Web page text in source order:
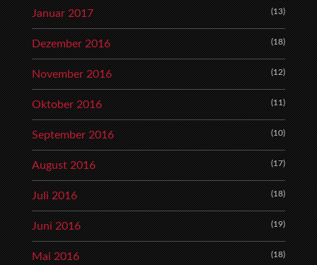
Januar 2017 (13)
Dezember 2016 (18)
November 2016 (12)
Oktober 2016 (11)
September 2016 (10)
August 2016 (17)
Juli 2016 (18)
Juni 2016 (19)
Mai 2016 (18)